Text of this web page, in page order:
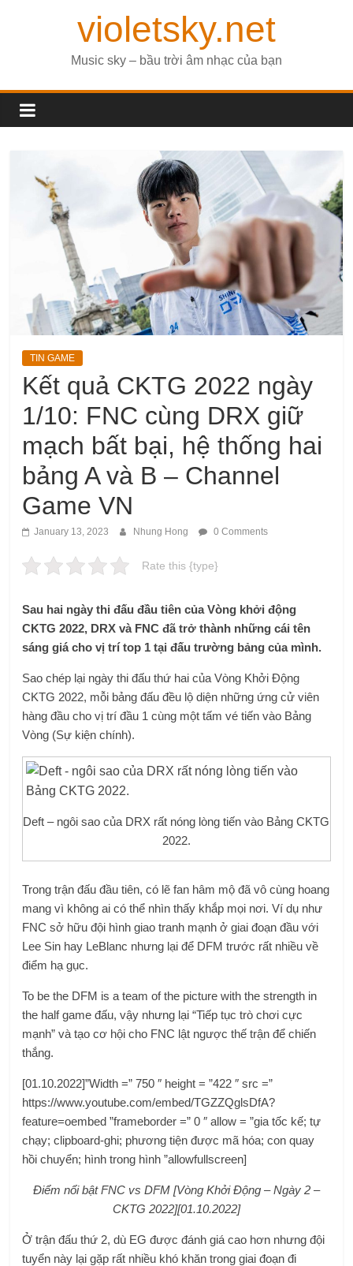
violetsky.net
Music sky – bầu trời âm nhạc của bạn
TIN GAME
Kết quả CKTG 2022 ngày
1/10: FNC cùng DRX giữ
mạch bất bại, hệ thống hai
bảng A và B – Channel
Game VN
January 13, 2023 Nhung Hong 0 Comments
Rate this {type}
Sau hai ngày thi đấu đầu tiên của Vòng khởi động
CKTG 2022, DRX và FNC đã trở thành những cái tên
sáng giá cho vị trí top 1 tại đấu trường bảng của mình.
Sao chép lại ngày thi đấu thứ hai của Vòng Khởi Động
CKTG 2022, mỗi bảng đấu đều lộ diện những ứng cử viên
hàng đầu cho vị trí đầu 1 cùng một tấm vé tiến vào Bảng
Vòng (Sự kiện chính).
Deft – ngôi sao của DRX rất nóng lòng tiến vào Bảng CKTG
2022.
Trong trận đấu đầu tiên, có lẽ fan hâm mộ đã vô cùng hoang
mang vì không ai có thể nhìn thấy khắp mọi nơi. Ví dụ như
FNC sở hữu đội hình giao tranh mạnh ở giai đoạn đầu với
Lee Sin hay LeBlanc nhưng lại để DFM trước rất nhiều về
điểm hạ gục.
To be the DFM is a team of the picture with the strength in
the half game đấu, vậy nhưng lại “Tiếp tục trò chơi cực
mạnh” và tạo cơ hội cho FNC lật ngược thế trận để chiến
thắng.
[01.10.2022]”Width =” 750 ″ height = ”422 ″ src =”
https://www.youtube.com/embed/TGZZQglsDfA?
feature=oembed ”frameborder =” 0 ″ allow = ”gia tốc kế; tự
chạy; clipboard-ghi; phương tiện được mã hóa; con quay
hồi chuyển; hình trong hình ”allowfullscreen]
Điểm nổi bật FNC vs DFM [Vòng Khởi Động – Ngày 2 –
CKTG 2022][01.10.2022]
Ở trận đấu thứ 2, dù EG được đánh giá cao hơn nhưng đội
tuyển này lại gặp rất nhiều khó khăn trong giai đoạn đi